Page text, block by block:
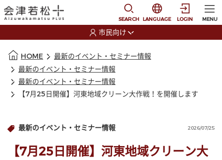
SEARCH
選択すると言語の切
LANGUAGE LOGIN MENU
市民向け
HOME
最新のイベント・セミナー情報
最新のイベント・セミナー情報
最新のイベント・セミナー情報
【7月25日開催】河東地域クリーン大作戦！を開催します
最新のイベント・セミナー情報 2026/07/25
【7月25日開催】河東地域クリーン大